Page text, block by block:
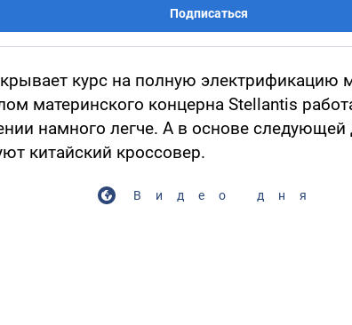
Подписаться
курс на полную электрификацию
материнского концерна Stellantis
намного легче. А в основе
китайский кроссовер.
Видео дня